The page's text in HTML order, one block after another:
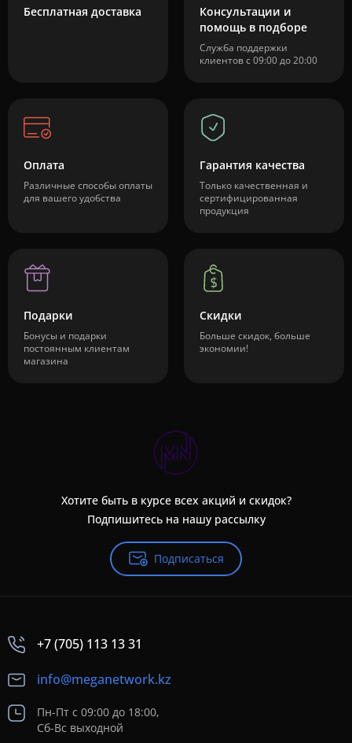
Бесплатная доставка
Консультации и
помощь в подборе
Служба поддержки
клиентов с 09:00 до 20:00
Оплата
Различные способы оплаты
для вашего удобства
Гарантия качества
Только качественная и
сертифицированная
продукция
Подарки
Бонусы и подарки
постоянным клиентам
магазина
Скидки
Больше скидок, больше
экономии!
Хотите быть в курсе всех акций и скидок?
Подпишитесь на нашу рассылку
Подписаться
+7 (705) 113 13 31
info@meganetwork.kz
Пн-Пт с 09:00 до 18:00,
Сб-Вс выходной